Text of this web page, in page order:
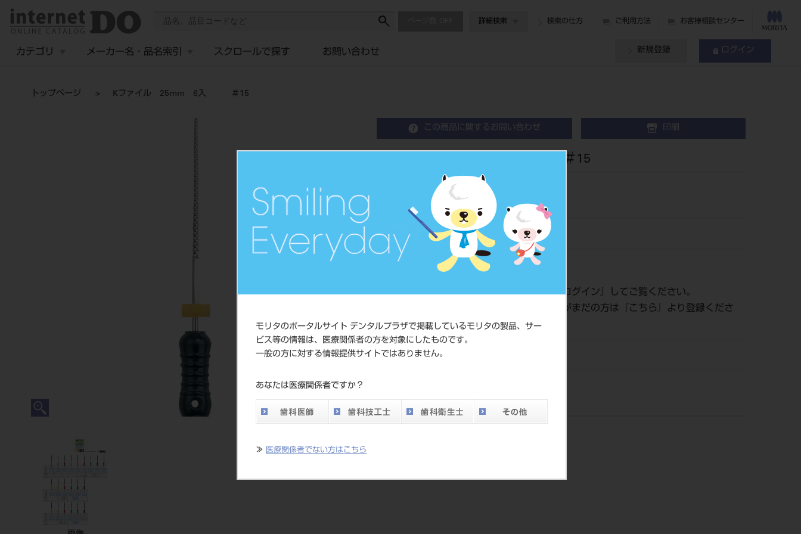
モリタのポータルサイト デンタルプラザで掲載しているモリタの製品、サー
ビス等の情報は、医療関係者の方を対象にしたものです。
一般の方に対する情報提供サイトではありません。
あなたは医療関係者ですか？
≫ 医療関係者でない方はこちら
詳細検索 検索の仕方 ご利用方法 お客様相談センター
カテゴリ メーカー名・品名索引 スクロールで探す お問い合わせ 新規登録 ログイン
トップページ Kファイル 25mm 6入 ＃15
この商品に関するお問い合わせ 印刷
Kファイル 25mm 6入 ＃15
歯科用ファイル
品目コード 20239005315
JAN/EANコード 4546951501914
価格の確認は『ログイン 』してご覧ください。
ネット会員登録がまだの方は『
こちら
』より登録くださ
い。
メーカー
ジ